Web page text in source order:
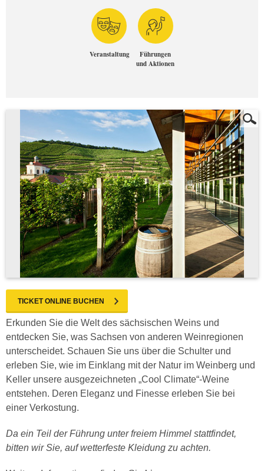
Veranstaltung
Führungen
und Aktionen
TICKET ONLINE BUCHEN
Erkunden Sie die Welt des sächsischen Weins und
entdecken Sie, was Sachsen von anderen Weinregionen
unterscheidet. Schauen Sie uns über die Schulter und
erleben Sie, wie im Einklang mit der Natur im Weinberg und
Keller unsere ausgezeichneten „Cool Climate“-Weine
entstehen. Deren Eleganz und Finesse erleben Sie bei
einer Verkostung.
Da ein Teil der Führung unter freiem Himmel stattfindet,
bitten wir Sie, auf wetterfeste Kleidung zu achten.